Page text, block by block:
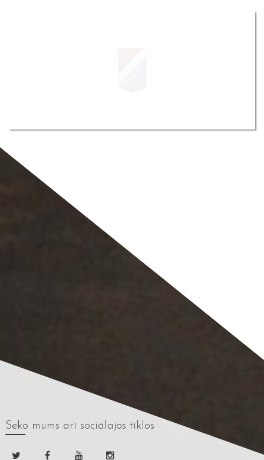
Seko mums arī sociālajos tīklos